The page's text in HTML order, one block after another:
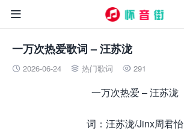

一万次热爱歌词 – 汪苏泷
 2026-06-24  热门歌词  291
一万次热爱 – 汪苏泷
词：汪苏泷/Jinx周君怡